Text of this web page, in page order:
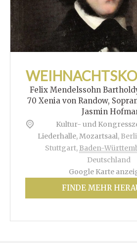
Felix Mendelssohn
70 Xenia von
Jasmin
Kultur- und
Liederhalle, Mozartsaal,
Stuttgart, Baden-
Deutschland
Google Karte
FINDE MEHR